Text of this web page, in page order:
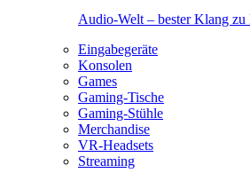
Audio-Welt – bester Klang zu
Eingabegeräte
Konsolen
Games
Gaming-Tische
Gaming-Stühle
Merchandise
VR-Headsets
Streaming